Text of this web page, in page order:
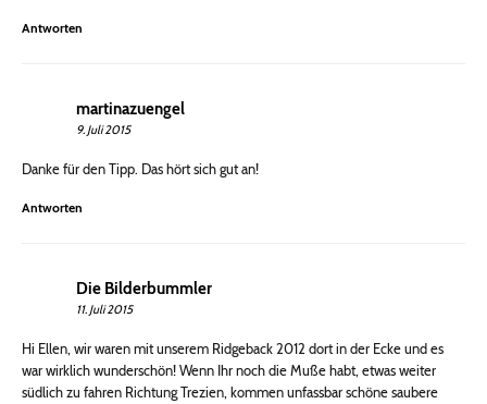
Antworten
martinazuengel
9. Juli 2015
Danke für den Tipp. Das hört sich gut an!
Antworten
Die Bilderbummler
11. Juli 2015
Hi Ellen, wir waren mit unserem Ridgeback 2012 dort in der Ecke und es
war wirklich wunderschön! Wenn Ihr noch die Muße habt, etwas weiter
südlich zu fahren Richtung Trezien, kommen unfassbar schöne saubere